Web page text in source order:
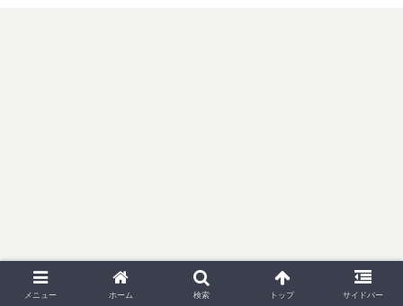
メニュー ホーム 検索 トップ サイドバー